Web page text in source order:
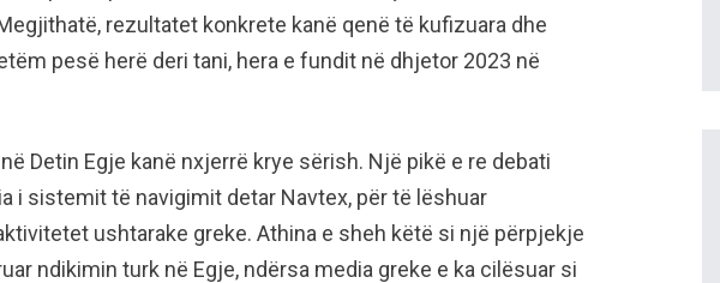
rezultatet konkrete kanë qenë të kufizuara dhe
pesë herë deri tani, hera e fundit në dhjetor 2023 në
Detin Egje kanë nxjerrë krye sërish. Një pikë e re debati
i sistemit të navigimit detar Navtex, për të lëshuar
ushtarake greke. Athina e sheh këtë si një përpjekje
ndikimin turk në Egje, ndërsa media greke e ka cilësuar si